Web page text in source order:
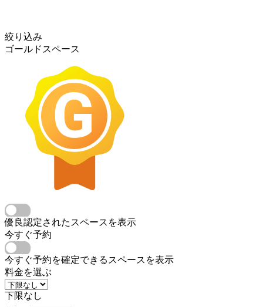
絞り込み
ゴールドスペース
優良認定されたスペースを表示
今すぐ予約
今すぐ予約を確定できるスペースを表示
料金を選ぶ
下限なし